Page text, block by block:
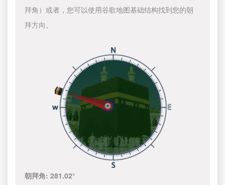
拜角）或者，您可以使用谷歌地图基础结构找到您的朝
拜方向。
朝拜角:281.02°